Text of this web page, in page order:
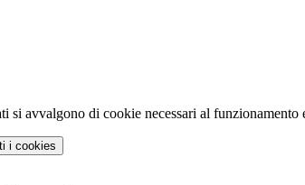
si avvalgono di cookie necessari al
i cookies